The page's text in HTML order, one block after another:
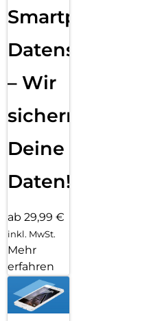
Smartphone
Datensicherung
– Wir
sichern
Deine
Daten!
ab 29,99 €
inkl. MwSt.
Mehr
erfahren